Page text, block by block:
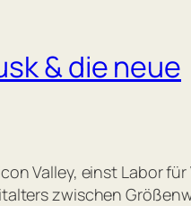
& die neue
Valley, einst Labor für
zwischen